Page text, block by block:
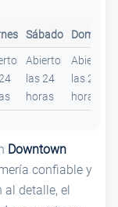
Sábado Domingo
Abierto
las 24
horas
Abierto
las 24
horas
Downtown
confiable y
al detalle, el